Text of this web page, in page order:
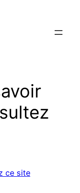
ce site